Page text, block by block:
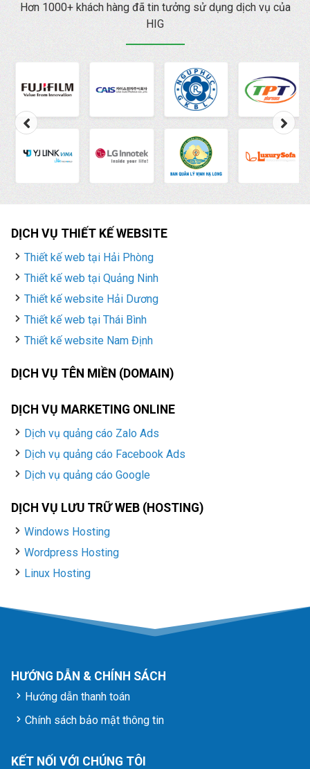
Hơn 1000+ khách hàng đã tin tưởng sử dụng dịch vụ của
HIG
DỊCH VỤ THIẾT KẾ WEBSITE
Thiết kế web tại Hải Phòng
Thiết kế web tại Quảng Ninh
Thiết kế website Hải Dương
Thiết kế web tại Thái Bình
Thiết kế website Nam Định
DỊCH VỤ TÊN MIỀN (DOMAIN)
DỊCH VỤ MARKETING ONLINE
Dịch vụ quảng cáo Zalo Ads
Dịch vụ quảng cáo Facebook Ads
Dịch vụ quảng cáo Google
DỊCH VỤ LƯU TRỮ WEB (HOSTING)
Windows Hosting
Wordpress Hosting
Linux Hosting
HƯỚNG DẪN & CHÍNH SÁCH
Hướng dẫn thanh toán
Chính sách bảo mật thông tin
KẾT NỐI VỚI CHÚNG TÔI